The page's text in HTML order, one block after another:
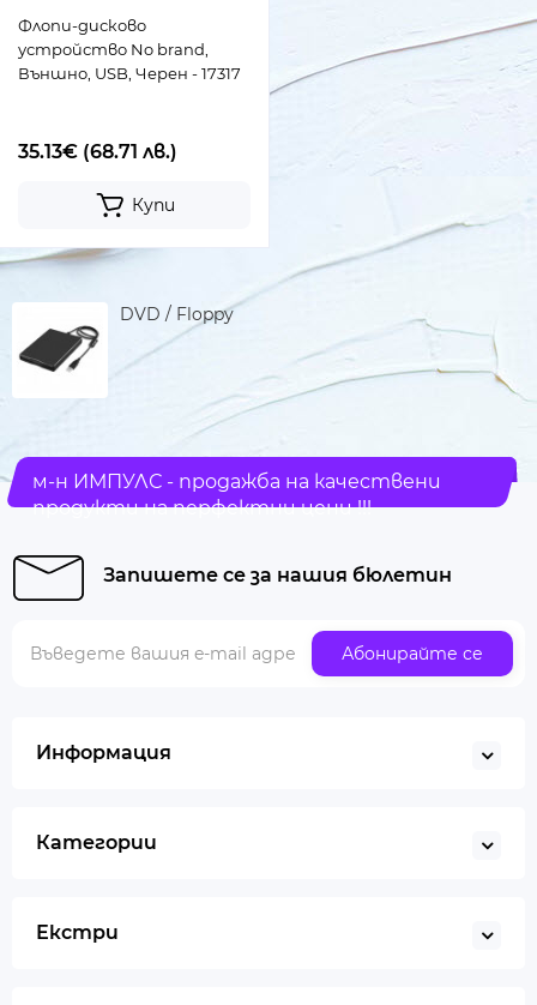
Флопи-дисково
устройство No brand,
Външно, USB, Черен - 17317
35.13€ (68.71 лв.)
Купи
DVD / Floppy
м-н ИМПУЛС - продажба на качествени
продукти на перфектни цени !!!
Запишете се за нашия бюлетин
Абонирайте се
Информация
Категории
Екстри